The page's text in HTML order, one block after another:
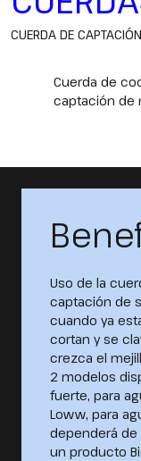
CUERDA DE
Cuerda de
captación de
Uso de la
captación de
cuando ya
cortan y se
crezca el
2 modelos
fuerte, para
Loww, para
dependerá de
un producto